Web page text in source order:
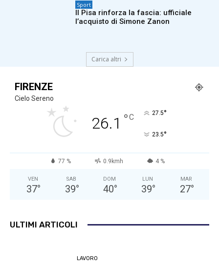
Sport
Il Pisa rinforza la fascia: ufficiale
l’acquisto di Simone Zanon
Carica altri
FIRENZE
Cielo Sereno
26.1 °C 27.5°
23.5°
77 % 0.9kmh 4 %
VEN
37°
SAB
39°
DOM
40°
LUN
39°
MAR
27°
ULTIMI ARTICOLI
LAVORO